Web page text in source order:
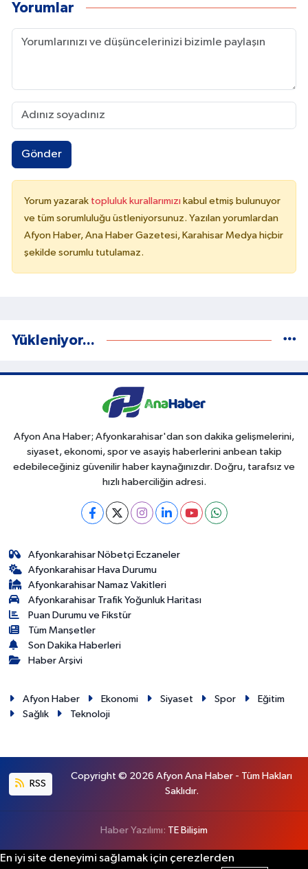
Yorumlar
Gönder
Yorum yazarak topluluk kurallarımızı kabul etmiş bulunuyor
ve tüm sorumluluğu üstleniyorsunuz. Yazılan yorumlardan
Afyon Haber, Ana Haber Gazetesi, Karahisar Medya hiçbir
şekilde sorumlu tutulamaz.
Yükleniyor...
Afyon Ana Haber; Afyonkarahisar'dan son dakika gelişmelerini,
siyaset, ekonomi, spor ve asayiş haberlerini anbean takip
edebileceğiniz güvenilir haber kaynağınızdır. Doğru, tarafsız ve
hızlı haberciliğin adresi.
Afyonkarahisar Nöbetçi Eczaneler
Afyonkarahisar Hava Durumu
Afyonkarahisar Namaz Vakitleri
Afyonkarahisar Trafik Yoğunluk Haritası
Puan Durumu ve Fikstür
Tüm Manşetler
Son Dakika Haberleri
Haber Arşivi
Afyon Haber Ekonomi Siyaset Spor
Eğitim
Sağlık
Teknoloji
RSS
Copyright © 2026 Afyon Ana Haber - Tüm Hakları
Saklıdır.
Haber Yazılımı: TE Bilişim
En iyi site deneyimi sağlamak için çerezlerden